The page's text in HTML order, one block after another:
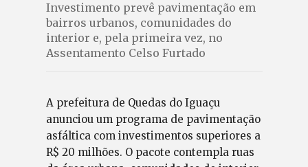
Investimento prevê pavimentação em
bairros urbanos, comunidades do
interior e, pela primeira vez, no
Assentamento Celso Furtado
A prefeitura de Quedas do Iguaçu
anunciou um programa de pavimentação
asfáltica com investimentos superiores a
R$ 20 milhões. O pacote contempla ruas